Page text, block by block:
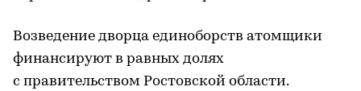
Возведение дворца единоборств атомщики
финансируют в равных долях
с правительством Ростовской области.